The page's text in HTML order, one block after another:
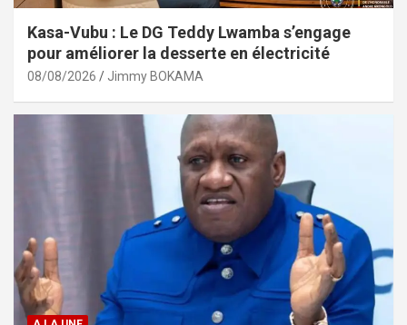
Kasa-Vubu : Le DG Teddy Lwamba s’engage
pour améliorer la desserte en électricité
08/08/2026 Jimmy BOKAMA